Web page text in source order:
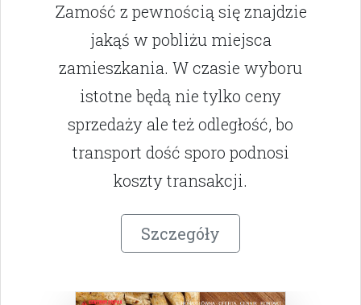
Zamość z pewnością się znajdzie
jakąś w pobliżu miejsca
zamieszkania. W czasie wyboru
istotne będą nie tylko ceny
sprzedaży ale też odległość, bo
transport dość sporo podnosi
koszty transakcji.
Szczegóły